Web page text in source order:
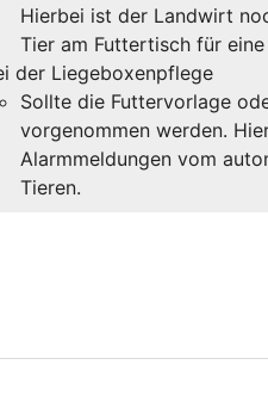
Hierbei ist der Landwirt
Tier am Futtertisch für
der Liegeboxenpflege
Sollte die Futtervorlage
vorgenommen werden.
Alarmmeldungen vom
Tieren.